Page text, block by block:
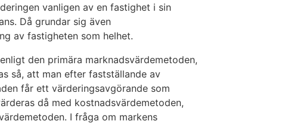
vanligen av en fastighet i sin
Då grundar sig även
av fastigheten som helhet.
den primära marknadsvärdemetoden,
så, att man efter fastställande av
får ett värderingsavgörande som
då med kostnadsvärdemetoden,
I fråga om markens